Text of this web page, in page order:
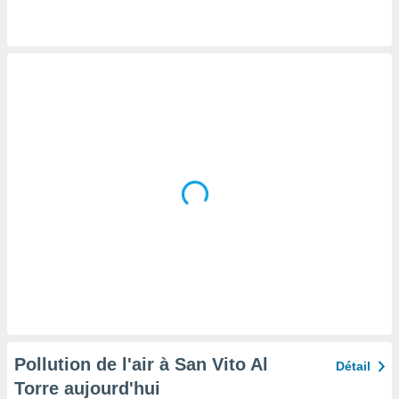
Pollution de l'air à San Vito Al
Torre aujourd'hui
Détail